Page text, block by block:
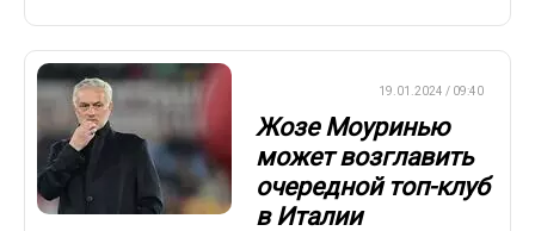
19.01.2024 / 09:40
Жозе Моуринью
может возглавить
очередной топ-клуб
в Италии